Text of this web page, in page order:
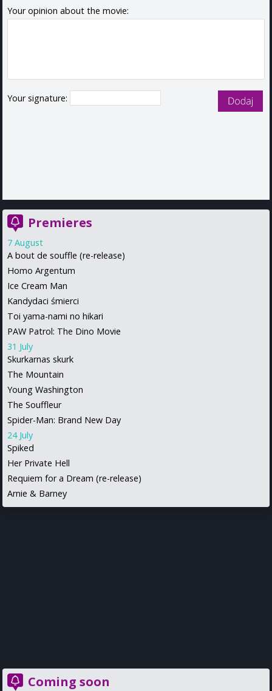
Your opinion about the movie:
Your signature:
Premieres
7 August
A bout de souffle (re-release)
Homo Argentum
Ice Cream Man
Kandydaci śmierci
Toi yama-nami no hikari
PAW Patrol: The Dino Movie
31 July
Skurkarnas skurk
The Mountain
Young Washington
The Souffleur
Spider-Man: Brand New Day
24 July
Spiked
Her Private Hell
Requiem for a Dream (re-release)
Arnie & Barney
Coming soon